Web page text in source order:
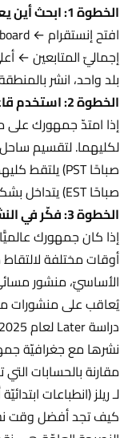
الخطوة 1: ابحث أين يعيش جمهورك.
بلد واحد، انشر
الخطوة 2: استخدم قاعدة المنطقتين الزمنيّتين.
إذا امتدّ جمهورك
صباحًا EST) يتداخل بشكل جيّد.
الخطوة 3: فكّر في النشر مرّتين.
إذا كان جمهورك
أوقات مختلفة
الأساسيّ، منشور مسائيّ
يُعاقب على منشورات
مقارنة بالحسابات
لـ ريلز (انطباعات ابتدائيّة
كيف تجد أفضل وقت